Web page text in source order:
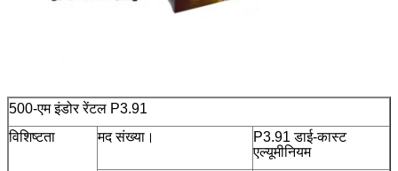
500-एम इंडोर रेंटल P3.91
विशिष्टता
मद संख्या।
P3.91 डाई-कास्ट
एल्यूमीनियम